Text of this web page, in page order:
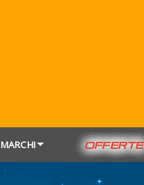
MARCHI OFFERTE